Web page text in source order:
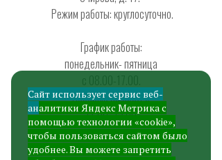
Режим работы: круглосуточно.
График работы:
понедельник- пятница
Перерыв на обед с
12.00- 13.00
тел. приемной:
Сайт использует сервис веб-
аналитики Яндекс Метрикас
помощью технологии «cookie»,
чтобы пользоваться сайтом было
удобнее. Вы можете запретить